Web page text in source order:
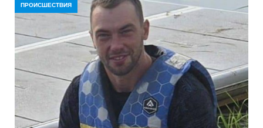
ПРОИСШЕСТВИЯ